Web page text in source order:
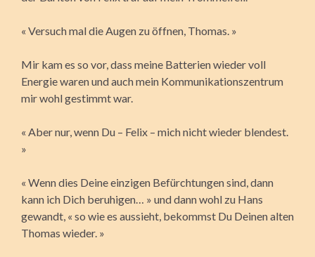
« Versuch mal die Augen zu öffnen, Thomas. »
Mir kam es so vor, dass meine Batterien wieder voll
Energie waren und auch mein Kommunikationszentrum
mir wohl gestimmt war.
« Aber nur, wenn Du – Felix – mich nicht wieder blendest.
»
« Wenn dies Deine einzigen Befürchtungen sind, dann
kann ich Dich beruhigen… » und dann wohl zu Hans
gewandt, « so wie es aussieht, bekommst Du Deinen alten
Thomas wieder. »